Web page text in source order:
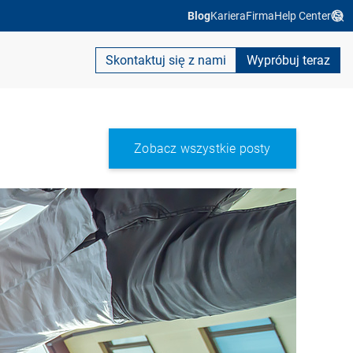
BlogKarieraFirmaHelp Center
Skontaktuj się z nami Wypróbuj teraz
Zobacz wszystkie posty